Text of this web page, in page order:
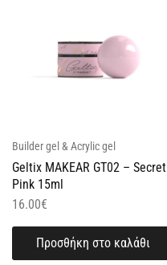
Builder gel & Acrylic gel
Geltix MAKEAR GT02 – Secret
Pink 15ml
16.00€
Προσθήκη στο καλάθι